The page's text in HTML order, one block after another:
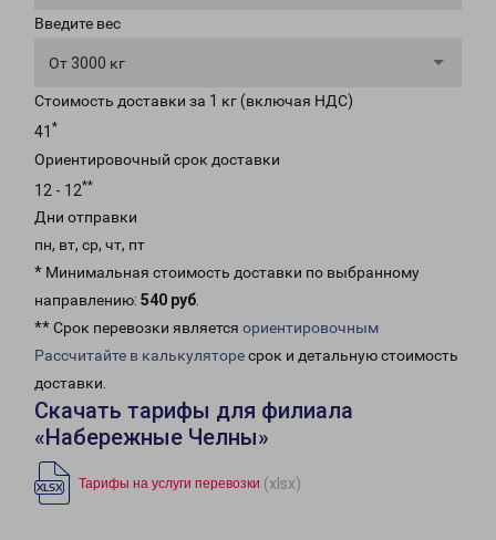
Введите вес
От 3000 кг
Стоимость доставки за 1 кг (включая НДС)
41 *
Ориентировочный срок доставки
12 - 12**
Дни отправки
пн, вт, ср, чт, пт
* Минимальная стоимость доставки по выбранному
направлению: 540 руб.
** Срок перевозки является ориентировочным
Рассчитайте в калькуляторесрок и детальную стоимость
доставки.
Скачать тарифы для филиала
«Набережные Челны»
Тарифы на услуги перевозки (xlsx)